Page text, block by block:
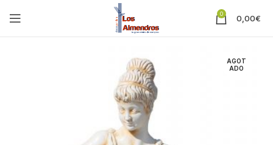
0 0,00€
AGOT
ADO